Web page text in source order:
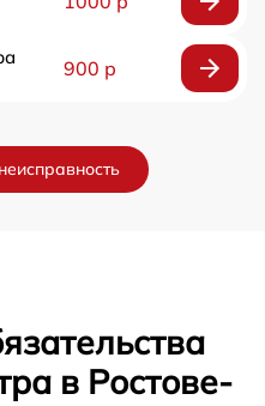
900 р
в Ростове-